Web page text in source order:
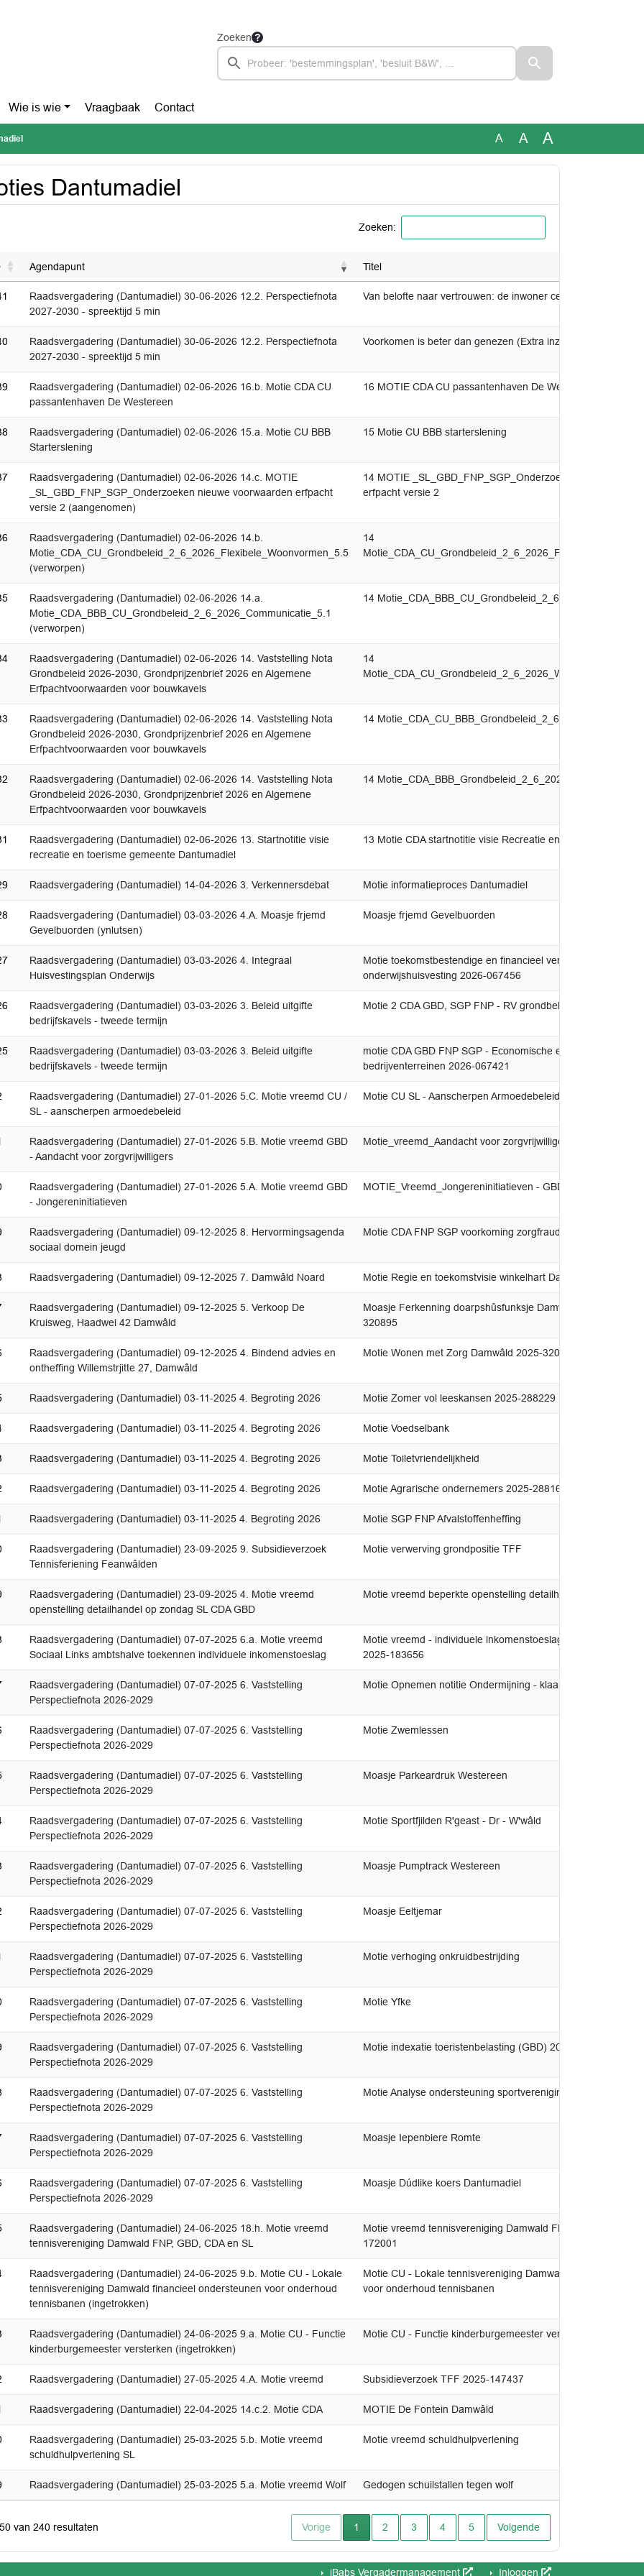
Zoeken
Wie is wie Vraagbaak Contact
A A A
Dantumadiel
Zoeken:
Agendapunt Titel
Raadsvergadering (Dantumadiel) 30-06-2026 12.2. Perspectiefnota
2027-2030 - spreektijd 5 min
Van belofte naar vertrouwen: de inwoner centraal
Raadsvergadering (Dantumadiel) 30-06-2026 12.2. Perspectiefnota
2027-2030 - spreektijd 5 min
Voorkomen is beter dan genezen (Extra inzet op
Raadsvergadering (Dantumadiel) 02-06-2026 16.b. Motie CDA CU
passantenhaven De Westereen
16 MOTIE CDA CU passantenhaven De Westereen
Raadsvergadering (Dantumadiel) 02-06-2026 15.a. Motie CU BBB
Starterslening
15 Motie CU BBB starterslening
Raadsvergadering (Dantumadiel) 02-06-2026 14.c. MOTIE
_SL_GBD_FNP_SGP_Onderzoeken nieuwe voorwaarden erfpacht
versie 2 (aangenomen)
14 MOTIE _SL_GBD_FNP_SGP_Onderzoeken nieuwe
erfpacht versie 2
Raadsvergadering (Dantumadiel) 02-06-2026 14.b.
Motie_CDA_CU_Grondbeleid_2_6_2026_Flexibele_Woonvormen_5.5
(verworpen)
14
Raadsvergadering (Dantumadiel) 02-06-2026 14.a.
Motie_CDA_BBB_CU_Grondbeleid_2_6_2026_Communicatie_5.1
(verworpen)
14
Raadsvergadering (Dantumadiel) 02-06-2026 14. Vaststelling Nota
Grondbeleid 2026-2030, Grondprijzenbrief 2026 en Algemene
Erfpachtvoorwaarden voor bouwkavels
14
Raadsvergadering (Dantumadiel) 02-06-2026 14. Vaststelling Nota
Grondbeleid 2026-2030, Grondprijzenbrief 2026 en Algemene
Erfpachtvoorwaarden voor bouwkavels
14
Raadsvergadering (Dantumadiel) 02-06-2026 14. Vaststelling Nota
Grondbeleid 2026-2030, Grondprijzenbrief 2026 en Algemene
Erfpachtvoorwaarden voor bouwkavels
14
Raadsvergadering (Dantumadiel) 02-06-2026 13. Startnotitie visie
recreatie en toerisme gemeente Dantumadiel
13 Motie CDA startnotitie visie Recreatie en Toerisme
Raadsvergadering (Dantumadiel) 14-04-2026 3. Verkennersdebat Motie informatieproces Dantumadiel
Raadsvergadering (Dantumadiel) 03-03-2026 4.A. Moasje frjemd
Gevelbuorden (ynlutsen)
Moasje frjemd Gevelbuorden
Raadsvergadering (Dantumadiel) 03-03-2026 4. Integraal
Huisvestingsplan Onderwijs
Motie toekomstbestendige en financieel verankerde
onderwijshuisvesting 2026-067456
Raadsvergadering (Dantumadiel) 03-03-2026 3. Beleid uitgifte
bedrijfskavels - tweede termijn
Motie 2 CDA GBD, SGP FNP - RV grondbeleid
Raadsvergadering (Dantumadiel) 03-03-2026 3. Beleid uitgifte
bedrijfskavels - tweede termijn
motie CDA GBD FNP SGP - Economische effecten
bedrijventerreinen 2026-067421
Raadsvergadering (Dantumadiel) 27-01-2026 5.C. Motie vreemd CU /
SL - aanscherpen armoedebeleid
Motie CU SL - Aanscherpen Armoedebeleid
Raadsvergadering (Dantumadiel) 27-01-2026 5.B. Motie vreemd GBD
- Aandacht voor zorgvrijwilligers
Motie_vreemd_Aandacht voor zorgvrijwilligers
Raadsvergadering (Dantumadiel) 27-01-2026 5.A. Motie vreemd GBD
- Jongereninitiatieven
MOTIE_Vreemd_Jongereninitiatieven - GBD CU 2026-
Raadsvergadering (Dantumadiel) 09-12-2025 8. Hervormingsagenda
sociaal domein jeugd
Motie CDA FNP SGP voorkoming zorgfraude 2025-320928
Raadsvergadering (Dantumadiel) 09-12-2025 7. Damwâld Noard Motie Regie en toekomstvisie winkelhart Damwâld 2025-
Raadsvergadering (Dantumadiel) 09-12-2025 5. Verkoop De
Kruisweg, Haadwei 42 Damwâld
Moasje Ferkenning doarpshûsfunksje Damwâld GBD CDA
320895
Raadsvergadering (Dantumadiel) 09-12-2025 4. Bindend advies en
ontheffing Willemstrjitte 27, Damwâld
Motie Wonen met Zorg Damwâld 2025-320875
Raadsvergadering (Dantumadiel) 03-11-2025 4. Begroting 2026 Motie Zomer vol leeskansen 2025-288229
Raadsvergadering (Dantumadiel) 03-11-2025 4. Begroting 2026 Motie Voedselbank
Raadsvergadering (Dantumadiel) 03-11-2025 4. Begroting 2026 Motie Toiletvriendelijkheid
Raadsvergadering (Dantumadiel) 03-11-2025 4. Begroting 2026 Motie Agrarische ondernemers 2025-288164
Raadsvergadering (Dantumadiel) 03-11-2025 4. Begroting 2026 Motie SGP FNP Afvalstoffenheffing
Raadsvergadering (Dantumadiel) 23-09-2025 9. Subsidieverzoek
Tennisferiening Feanwâlden
Motie verwerving grondpositie TFF
Raadsvergadering (Dantumadiel) 23-09-2025 4. Motie vreemd
openstelling detailhandel op zondag SL CDA GBD
Motie vreemd beperkte openstelling detailhandel op zondag
Raadsvergadering (Dantumadiel) 07-07-2025 6.a. Motie vreemd
Sociaal Links ambtshalve toekennen individuele inkomenstoeslag
Motie vreemd - individuele inkomenstoeslag ambtshalve
2025-183656
Raadsvergadering (Dantumadiel) 07-07-2025 6. Vaststelling
Perspectiefnota 2026-2029
Motie Opnemen notitie Ondermijning - klaar voor de strijd
Raadsvergadering (Dantumadiel) 07-07-2025 6. Vaststelling
Perspectiefnota 2026-2029
Motie Zwemlessen
Raadsvergadering (Dantumadiel) 07-07-2025 6. Vaststelling
Perspectiefnota 2026-2029
Moasje Parkeardruk Westereen
Raadsvergadering (Dantumadiel) 07-07-2025 6. Vaststelling
Perspectiefnota 2026-2029
Motie Sportfjilden R'geast - Dr - W'wâld
Raadsvergadering (Dantumadiel) 07-07-2025 6. Vaststelling
Perspectiefnota 2026-2029
Moasje Pumptrack Westereen
Raadsvergadering (Dantumadiel) 07-07-2025 6. Vaststelling
Perspectiefnota 2026-2029
Moasje Eeltjemar
Raadsvergadering (Dantumadiel) 07-07-2025 6. Vaststelling
Perspectiefnota 2026-2029
Motie verhoging onkruidbestrijding
Raadsvergadering (Dantumadiel) 07-07-2025 6. Vaststelling
Perspectiefnota 2026-2029
Motie Yfke
Raadsvergadering (Dantumadiel) 07-07-2025 6. Vaststelling
Perspectiefnota 2026-2029
Motie indexatie toeristenbelasting (GBD) 2025-183592
Raadsvergadering (Dantumadiel) 07-07-2025 6. Vaststelling
Perspectiefnota 2026-2029
Motie Analyse ondersteuning sportverenigingen
Raadsvergadering (Dantumadiel) 07-07-2025 6. Vaststelling
Perspectiefnota 2026-2029
Moasje Iepenbiere Romte
Raadsvergadering (Dantumadiel) 07-07-2025 6. Vaststelling
Perspectiefnota 2026-2029
Moasje Dúdlike koers Dantumadiel
Raadsvergadering (Dantumadiel) 24-06-2025 18.h. Motie vreemd
tennisvereniging Damwald FNP, GBD, CDA en SL
Motie vreemd tennisvereniging Damwald FNP, GBD, CDA en
172001
Raadsvergadering (Dantumadiel) 24-06-2025 9.b. Motie CU - Lokale
tennisvereniging Damwald financieel ondersteunen voor onderhoud
tennisbanen (ingetrokken)
Motie CU - Lokale tennisvereniging Damwald financieel
voor onderhoud tennisbanen
Raadsvergadering (Dantumadiel) 24-06-2025 9.a. Motie CU - Functie
kinderburgemeester versterken (ingetrokken)
Motie CU - Functie kinderburgemeester versterken
Raadsvergadering (Dantumadiel) 27-05-2025 4.A. Motie vreemd Subsidieverzoek TFF 2025-147437
Raadsvergadering (Dantumadiel) 22-04-2025 14.c.2. Motie CDA MOTIE De Fontein Damwâld
Raadsvergadering (Dantumadiel) 25-03-2025 5.b. Motie vreemd
schuldhulpverlening SL
Motie vreemd schuldhulpverlening
Raadsvergadering (Dantumadiel) 25-03-2025 5.a. Motie vreemd Wolf Gedogen schuilstallen tegen wolf
van 240 resultaten Vorige 1 Huidige pagina
2 3 4 5 Volgende
iBabs Vergadermanagement Inloggen